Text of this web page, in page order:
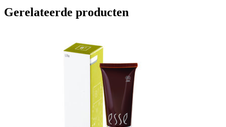
Gerelateerde producten